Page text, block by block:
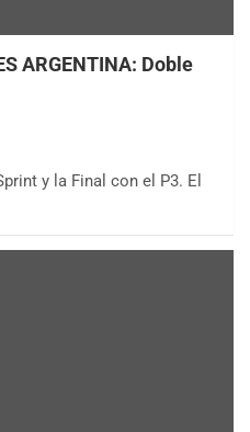
ARGENTINA: Doble
y la Final con el P3. El